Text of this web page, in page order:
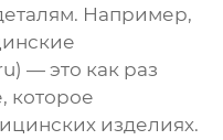
Например,
) — это как раз
которое
изделиях.